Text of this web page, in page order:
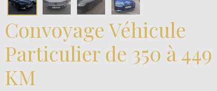
Convoyage Véhicule
Particulier de 350 à 449
KM